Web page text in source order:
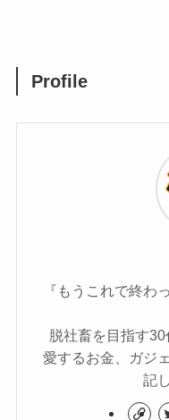
Profile
『もうこれで終わ
脱社畜を目指す30
愛するお金、ガジ
記